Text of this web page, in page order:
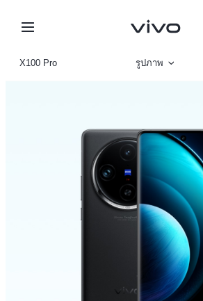
My Order
X100 Pro รูปภาพ
รายละเอียดจำเพาะ